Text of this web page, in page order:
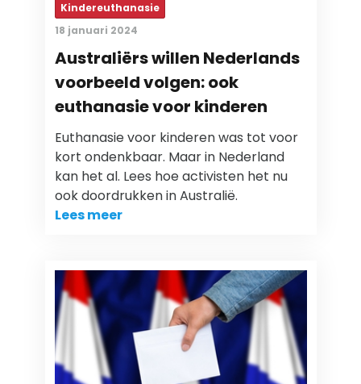
Kindereuthanasie
18 januari 2024
Australiërs willen Nederlands
voorbeeld volgen: ook
euthanasie voor kinderen
Euthanasie voor kinderen was tot voor
kort ondenkbaar. Maar in Nederland
kan het al. Lees hoe activisten het nu
ook doordrukken in Australië.
Lees meer